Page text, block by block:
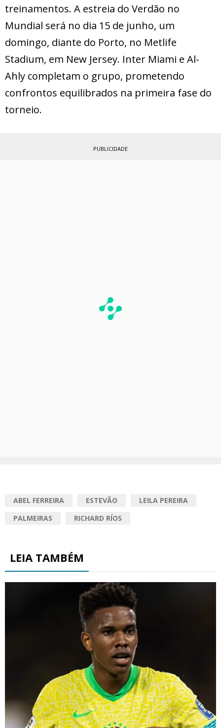
treinamentos. A estreia do Verdão no
Mundial será no dia 15 de junho, um
domingo, diante do Porto, no Metlife
Stadium, em New Jersey. Inter Miami e Al-
Ahly completam o grupo, prometendo
confrontos equilibrados na primeira fase do
torneio.
PUBLICIDADE
ABEL FERREIRA ESTEVÃO
LEILA PEREIRA
PALMEIRAS
RICHARD RÍOS
LEIA TAMBÉM